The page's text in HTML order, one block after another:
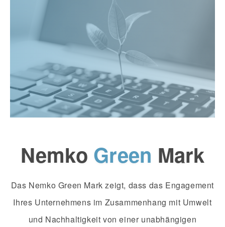
Nemko Green Mark
Das Nemko Green Mark zeigt, dass das Engagement
Ihres Unternehmens im Zusammenhang mit Umwelt
und Nachhaltigkeit von einer unabhängigen